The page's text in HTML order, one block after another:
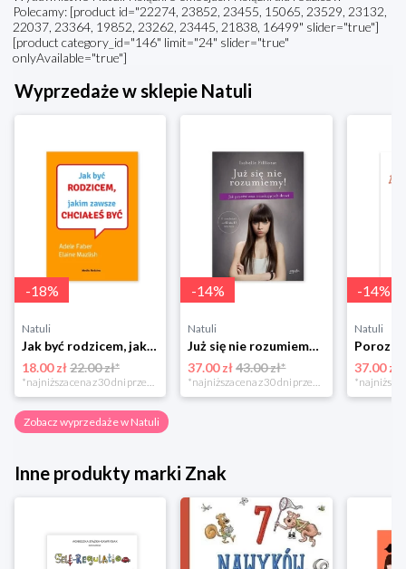
Polecamy: [product id="22274, 23852, 23455, 15065, 23529, 23132,
22037, 23364, 19852, 23262, 23445, 21838, 16499" slider="true"]
[product category_id="146" limit="24" slider="true"
onlyAvailable="true"]
Wyprzedaże w sklepie Natuli
-18%
Natuli
Jak być rodzicem, jakim zawsze chciałeś być Media rodzina
18.00 zł22.00 zł*
*najniższa cena z 30 dni przed obniżką
-14%
Natuli
Już się nie rozumiemy! Jak przeżyć czas trzaskających drzwi Esprit
37.00 zł 43.00 zł*
*najniższa cena z 30 dni przed obniżką
-14%
Natuli
37.00 zł
Zobacz wyprzedaże w Natuli
Inne produkty marki Znak